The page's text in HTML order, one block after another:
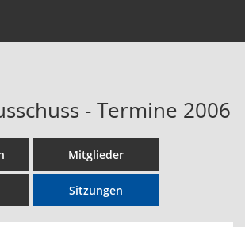
- Termine 2006
Mitglieder
Sitzungen